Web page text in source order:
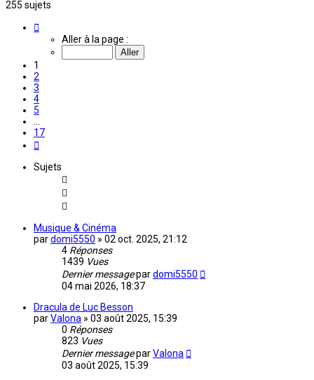
255 sujets
Aller à la page :
1
2
3
4
5
17
Sujets
Musique & Cinéma
pardomi5550 » 02 oct. 2025, 21:12
4 Réponses
1439 Vues
Dernier messagepardomi5550
04 mai 2026, 18:37
Dracula de Luc Besson
parValona » 03 août 2025, 15:39
0 Réponses
823 Vues
Dernier messageparValona
03 août 2025, 15:39